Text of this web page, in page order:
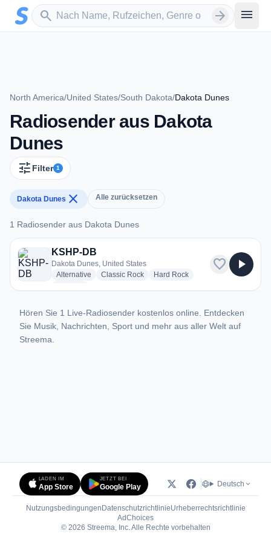
Zum Hauptinhalt springen
search
Sender suchen arrow_forward menu
North America/United States/South Dakota/Dakota Dunes
Radiosender aus Dakota
Dunes
tune Filter 1
Dakota Dunes close Alle zurücksetzen
1 Radiosender aus Dakota Dunes
1 Radiosender aus Dakota Dunes
KSHP-DB
Dakota Dunes, United States
Alternative radio stations
Classic Rockradio stations
Hard Rockradio stations
favorite play_arrow
Hören Sie 1 Live-Radiosender kostenlos online. Entdecken
Sie Musik, Nachrichten, Sport und mehr aus aller Welt auf
Streema.
LADEN IM
App Store
JETZT BEI
Google Play Deutsch
Nutzungsbedingungen DatenschutzrichtlinieUrheberrechtsrichtlinie
AdChoices(öffnet in neuem Tab)
© 2026 Streema, Inc. Alle Rechte vorbehalten